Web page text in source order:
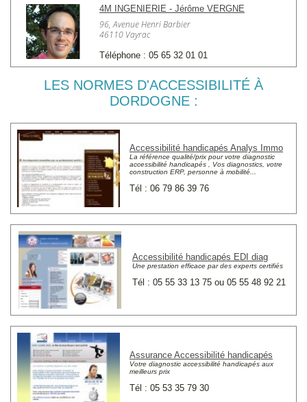
4M INGENIERIE - Jérôme VERGNE
96, Avenue Henri Barbier
46110 Vayrac
Téléphone : 05 65 32 01 01
LES NORMES D'ACCESSIBILITÉ À
DORDOGNE :
Accessibilité handicapés Analys Immo
La référence qualité/prix pour votre diagnostic
accessibilité handicapés , Vos diagnostics, votre
construction ERP, personne à mobilité...
Tél : 06 79 86 39 76
Accessibilité handicapés EDI diag
Une prestation efficace par des experts certifiés
Tél : 05 55 33 13 75 ou 05 55 48 92 21
Assurance Accessibilité handicapés
Votre diagnostic accessibilité handicapés aux
meilleurs prix
Tél : 05 53 35 79 30